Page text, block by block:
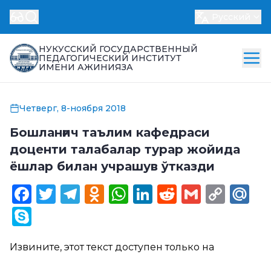
НУКУССКИЙ ГОСУДАРСТВЕННЫЙ
ПЕДАГОГИЧЕСКИЙ ИНСТИТУТ
ИМЕНИ АЖИНИЯЗА
Четверг, 8-ноября 2018
Бошланғич таълим кафедраси
доценти талабалар турар жойида
ёшлар билан учрашув ўтказди
Facebook
Twitter
Telegram
Odnoklassniki
WhatsApp
LinkedIn
Reddit
Gmail
Извините, этот текст доступен только на